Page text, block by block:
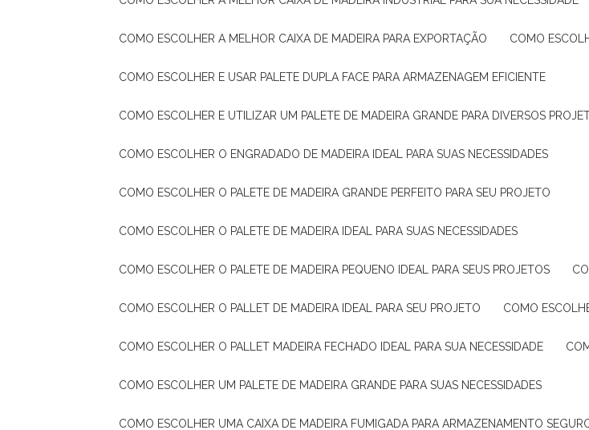
COMO ESCOLHER A MELHOR CAIXA DE MADEIRA PARA EXPORTAÇÃO COMO
COMO ESCOLHER E USAR PALETE DUPLA FACE PARA ARMAZENAGEM EFICIENTE
COMO ESCOLHER E UTILIZAR UM PALETE DE MADEIRA GRANDE PARA DIVERSOS
COMO ESCOLHER O ENGRADADO DE MADEIRA IDEAL PARA SUAS NECESSIDADES
COMO ESCOLHER O PALETE DE MADEIRA GRANDE PERFEITO PARA SEU PROJETO
COMO ESCOLHER O PALETE DE MADEIRA IDEAL PARA SUAS NECESSIDADES
COMO ESCOLHER O PALETE DE MADEIRA PEQUENO IDEAL PARA SEUS PROJETOS
COMO ESCOLHER O PALLET DE MADEIRA IDEAL PARA SEU PROJETO COMO
COMO ESCOLHER O PALLET MADEIRA FECHADO IDEAL PARA SUA NECESSIDADE
COMO ESCOLHER UM PALETE DE MADEIRA GRANDE PARA SUAS NECESSIDADES
COMO ESCOLHER UMA CAIXA DE MADEIRA FUMIGADA PARA ARMAZENAMENTO